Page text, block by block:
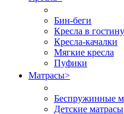
Бин-беги
Кресла в
Кресла-качалки
Мягкие кресла
Пуфики
Матрасы>
Беспружинные
Детские матрасы